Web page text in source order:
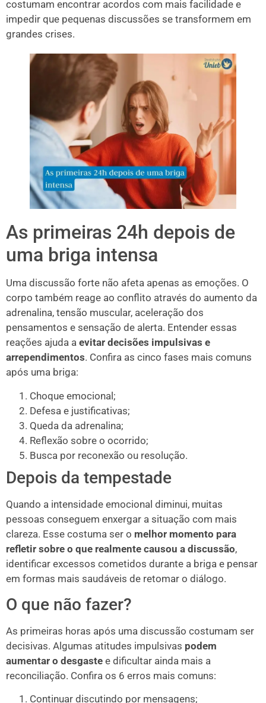
costumam encontrar acordos com mais facilidade e
impedir que pequenas discussões se transformem em
grandes crises.
As primeiras 24h depois de
uma briga intensa
Uma discussão forte não afeta apenas as emoções. O
corpo também reage ao conflito através do aumento da
adrenalina, tensão muscular, aceleração dos
pensamentos e sensação de alerta. Entender essas
reações ajuda a evitar decisões impulsivas e
arrependimentos. Confira as cinco fases mais comuns
após uma briga:
Choque emocional;
Defesa e justificativas;
Queda da adrenalina;
Reflexão sobre o ocorrido;
Busca por reconexão ou resolução.
Depois da tempestade
Quando a intensidade emocional diminui, muitas
pessoas conseguem enxergar a situação com mais
clareza. Esse costuma ser o melhor momento para
refletir sobre o que realmente causou a discussão,
identificar excessos cometidos durante a briga e pensar
em formas mais saudáveis de retomar o diálogo.
O que não fazer?
As primeiras horas após uma discussão costumam ser
decisivas. Algumas atitudes impulsivas podem
aumentar o desgaste e dificultar ainda mais a
reconciliação. Confira os 6 erros mais comuns:
Continuar discutindo por mensagens;